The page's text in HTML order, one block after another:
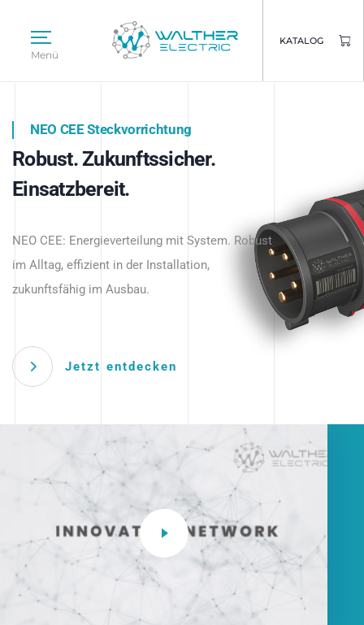
Menü
KATALOG
Intelligente Stromverteilung
beginnt hier.
NEO CEE Steckvorrichtung
Robust. Zukunftssicher.
Einsatzbereit.
NEO CEE: Energieverteilung mit System. Robust
im Alltag, effizient in der Installation,
zukunftsfähig im Ausbau.
Jetzt entdecken
Intelligenz trifft Energie.
Anwendungen – robust, IP-geschützt und
zukunftsfähig.